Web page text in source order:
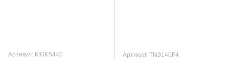
Артикул: MGK5440 Артикул: TN9140F4